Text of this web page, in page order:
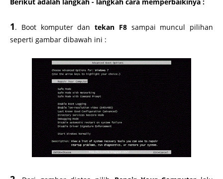
1. Boot komputer dan tekan F8sampai muncul pilihan
seperti gambar dibawah ini :